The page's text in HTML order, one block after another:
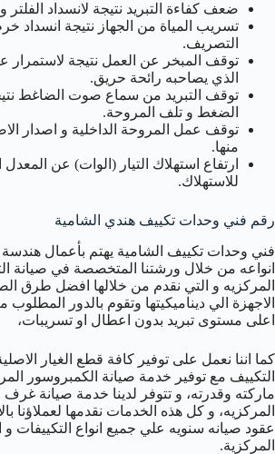
ضعف كفاءة التبريد نتيجة لانسداد الفلتر
تسريب المياة من الجهاز نتيجة انسداد
التصريف.
توقف المبخر عن العمل نتيجة
الذي يصاحبه رائحة حريق.
توقف التبريد من سماع صوت الضاغط
الضغط و تلف المروحة.
توقف عمل المروحة الداخلية و اصدار
منها.
ارتفاع استهلاك التيار (الوات) عن
للاستهلاك.
رقم فني وحدات تكييف هندي الشامية
فني وحدات تكييف الشامية يهتم بأعمال هندسة
انواعه من خلال ورشتنا المتخصصة في صيانة
المركزيه و التي نقدم من خلالها افضل طرق
الاجهزة الي ديناميكيتها وتقوم بالدور المطلوب
اعلى مستوى تبريد بدون اعطال او تسريبات،
كما اننا نعمل على توفير كافة قطع الغيار
التكييف مع توفير خدمة صيانة الكمبروسور
ماركته وقدرته، و تتوفر لدينا خدمة صيانة غرف
المركزيه، و كل هذه الخدمات نقدمها لعملاؤنا
عقود صيانه سنويه علي جميع انواع التكييفات و
المركزية.